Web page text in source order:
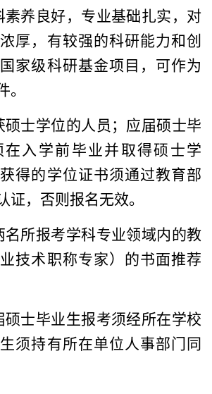
素养良好，专业基础扎实，对
厚，有较强的科研能力和创
家级科研基金项目，可作为
。
硕士学位的人员；应届硕士毕
在入学前毕业并取得硕士学
得的学位证书须通过教育部
证，否则报名无效。
名所报考学科专业领域内的教
技术职称专家）的书面推荐
硕士毕业生报考须经所在学校
须持有所在单位人事部门同